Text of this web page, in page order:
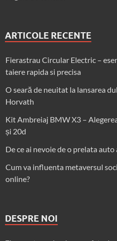
ARTICOLE RECENTE
Fierastrau Circular Electric –
taiere rapida si precisa
O seară de neuitat la lansarea
Horvath
Kit Ambreiaj BMW X3 –
și 20d
De ce ai nevoie de o prelata
Cum va influenta metaversul
online?
DESPRE NOI